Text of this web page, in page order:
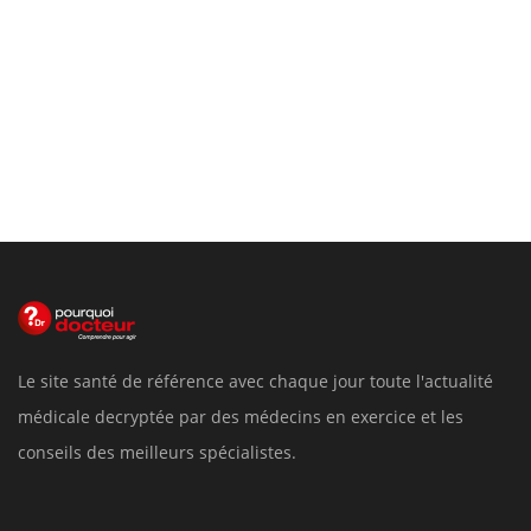
Le site santé de référence avec chaque jour toute l'actualité
médicale decryptée par des médecins en exercice et les
conseils des meilleurs spécialistes.